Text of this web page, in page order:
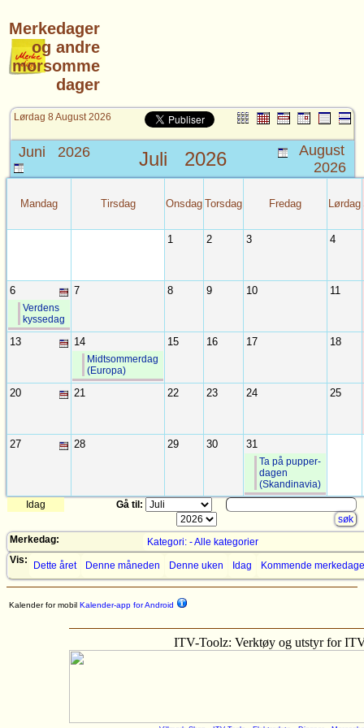
Merkedager
og andre
morsomme
dager
Lørdag 8 August 2026
Juni 2026 Juli 2026
August
2026
Mandag Tirsdag Onsdag Torsdag Fredag Lørdag
1 2 3 4
6
Verdens
kyssedag
7 8 9 10 11
13 14
Midtsommerdag
(Europa)
15 16 17 18
20 21 22 23 24 25
27 28 29 30 31
Ta på pupper-
dagen
(Skandinavia)
Idag
Gå til:
Merkedag:
Kategori: - Alle kategorier
Vis:
Dette året Denne måneden Denne uken Idag Kommende
Kalender for mobil Kalender-app for Android
ITV-Toolz: Verktøy og utstyr for